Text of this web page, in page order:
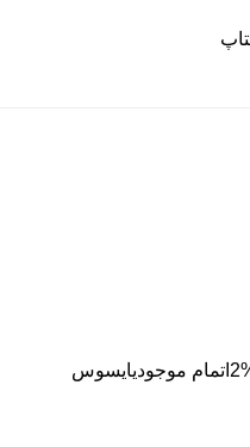
اتمام موجودیایسوس